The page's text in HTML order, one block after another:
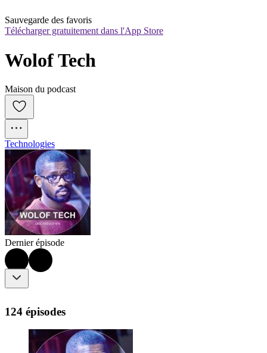
Sauvegarde des favoris
Télécharger gratuitement dans l'App Store
Wolof Tech
Maison du podcast
Technologies
Dernier épisode
124 épisodes